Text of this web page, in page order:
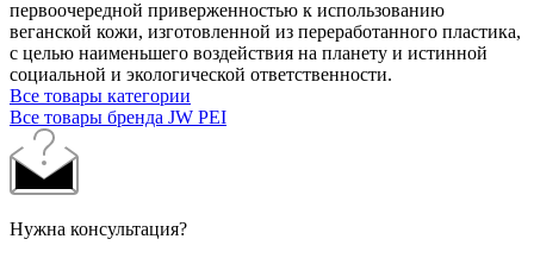
первоочередной приверженностью к использованию
веганской кожи, изготовленной из переработанного пластика,
с целью наименьшего воздействия на планету и истинной
социальной и экологической ответственности.
Все товары категории
Все товары бренда JW PEI
Нужна консультация?